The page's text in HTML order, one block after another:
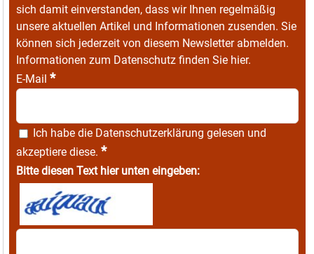
sich damit einverstanden, dass wir Ihnen regelmäßig
unsere aktuellen Artikel und Informationen zusenden. Sie
können sich jederzeit von diesem Newsletter abmelden.
Informationen zum Datenschutz finden Sie hier.
E-Mail *
Ich habe die Datenschutzerklärung gelesen und
akzeptiere diese. *
Bitte diesen Text hier unten eingeben: